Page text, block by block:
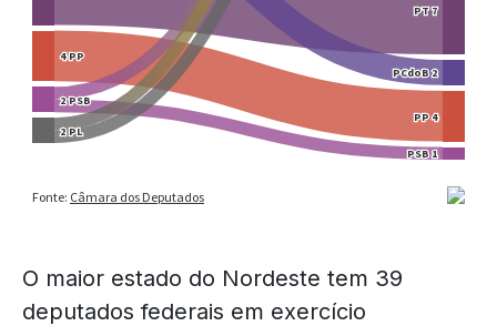
O maior estado do Nordeste tem 39
deputados federais em exercício